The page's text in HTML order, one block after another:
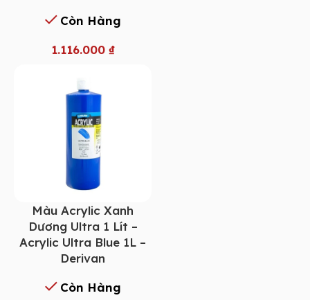
Còn Hàng
1.116.000 ₫
Màu Acrylic Xanh
Dương Ultra 1 Lít –
Acrylic Ultra Blue 1L –
Derivan
Còn Hàng